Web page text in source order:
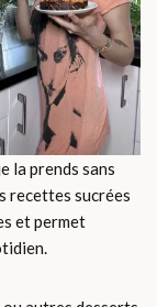
la prends sans
recettes sucrées
et permet